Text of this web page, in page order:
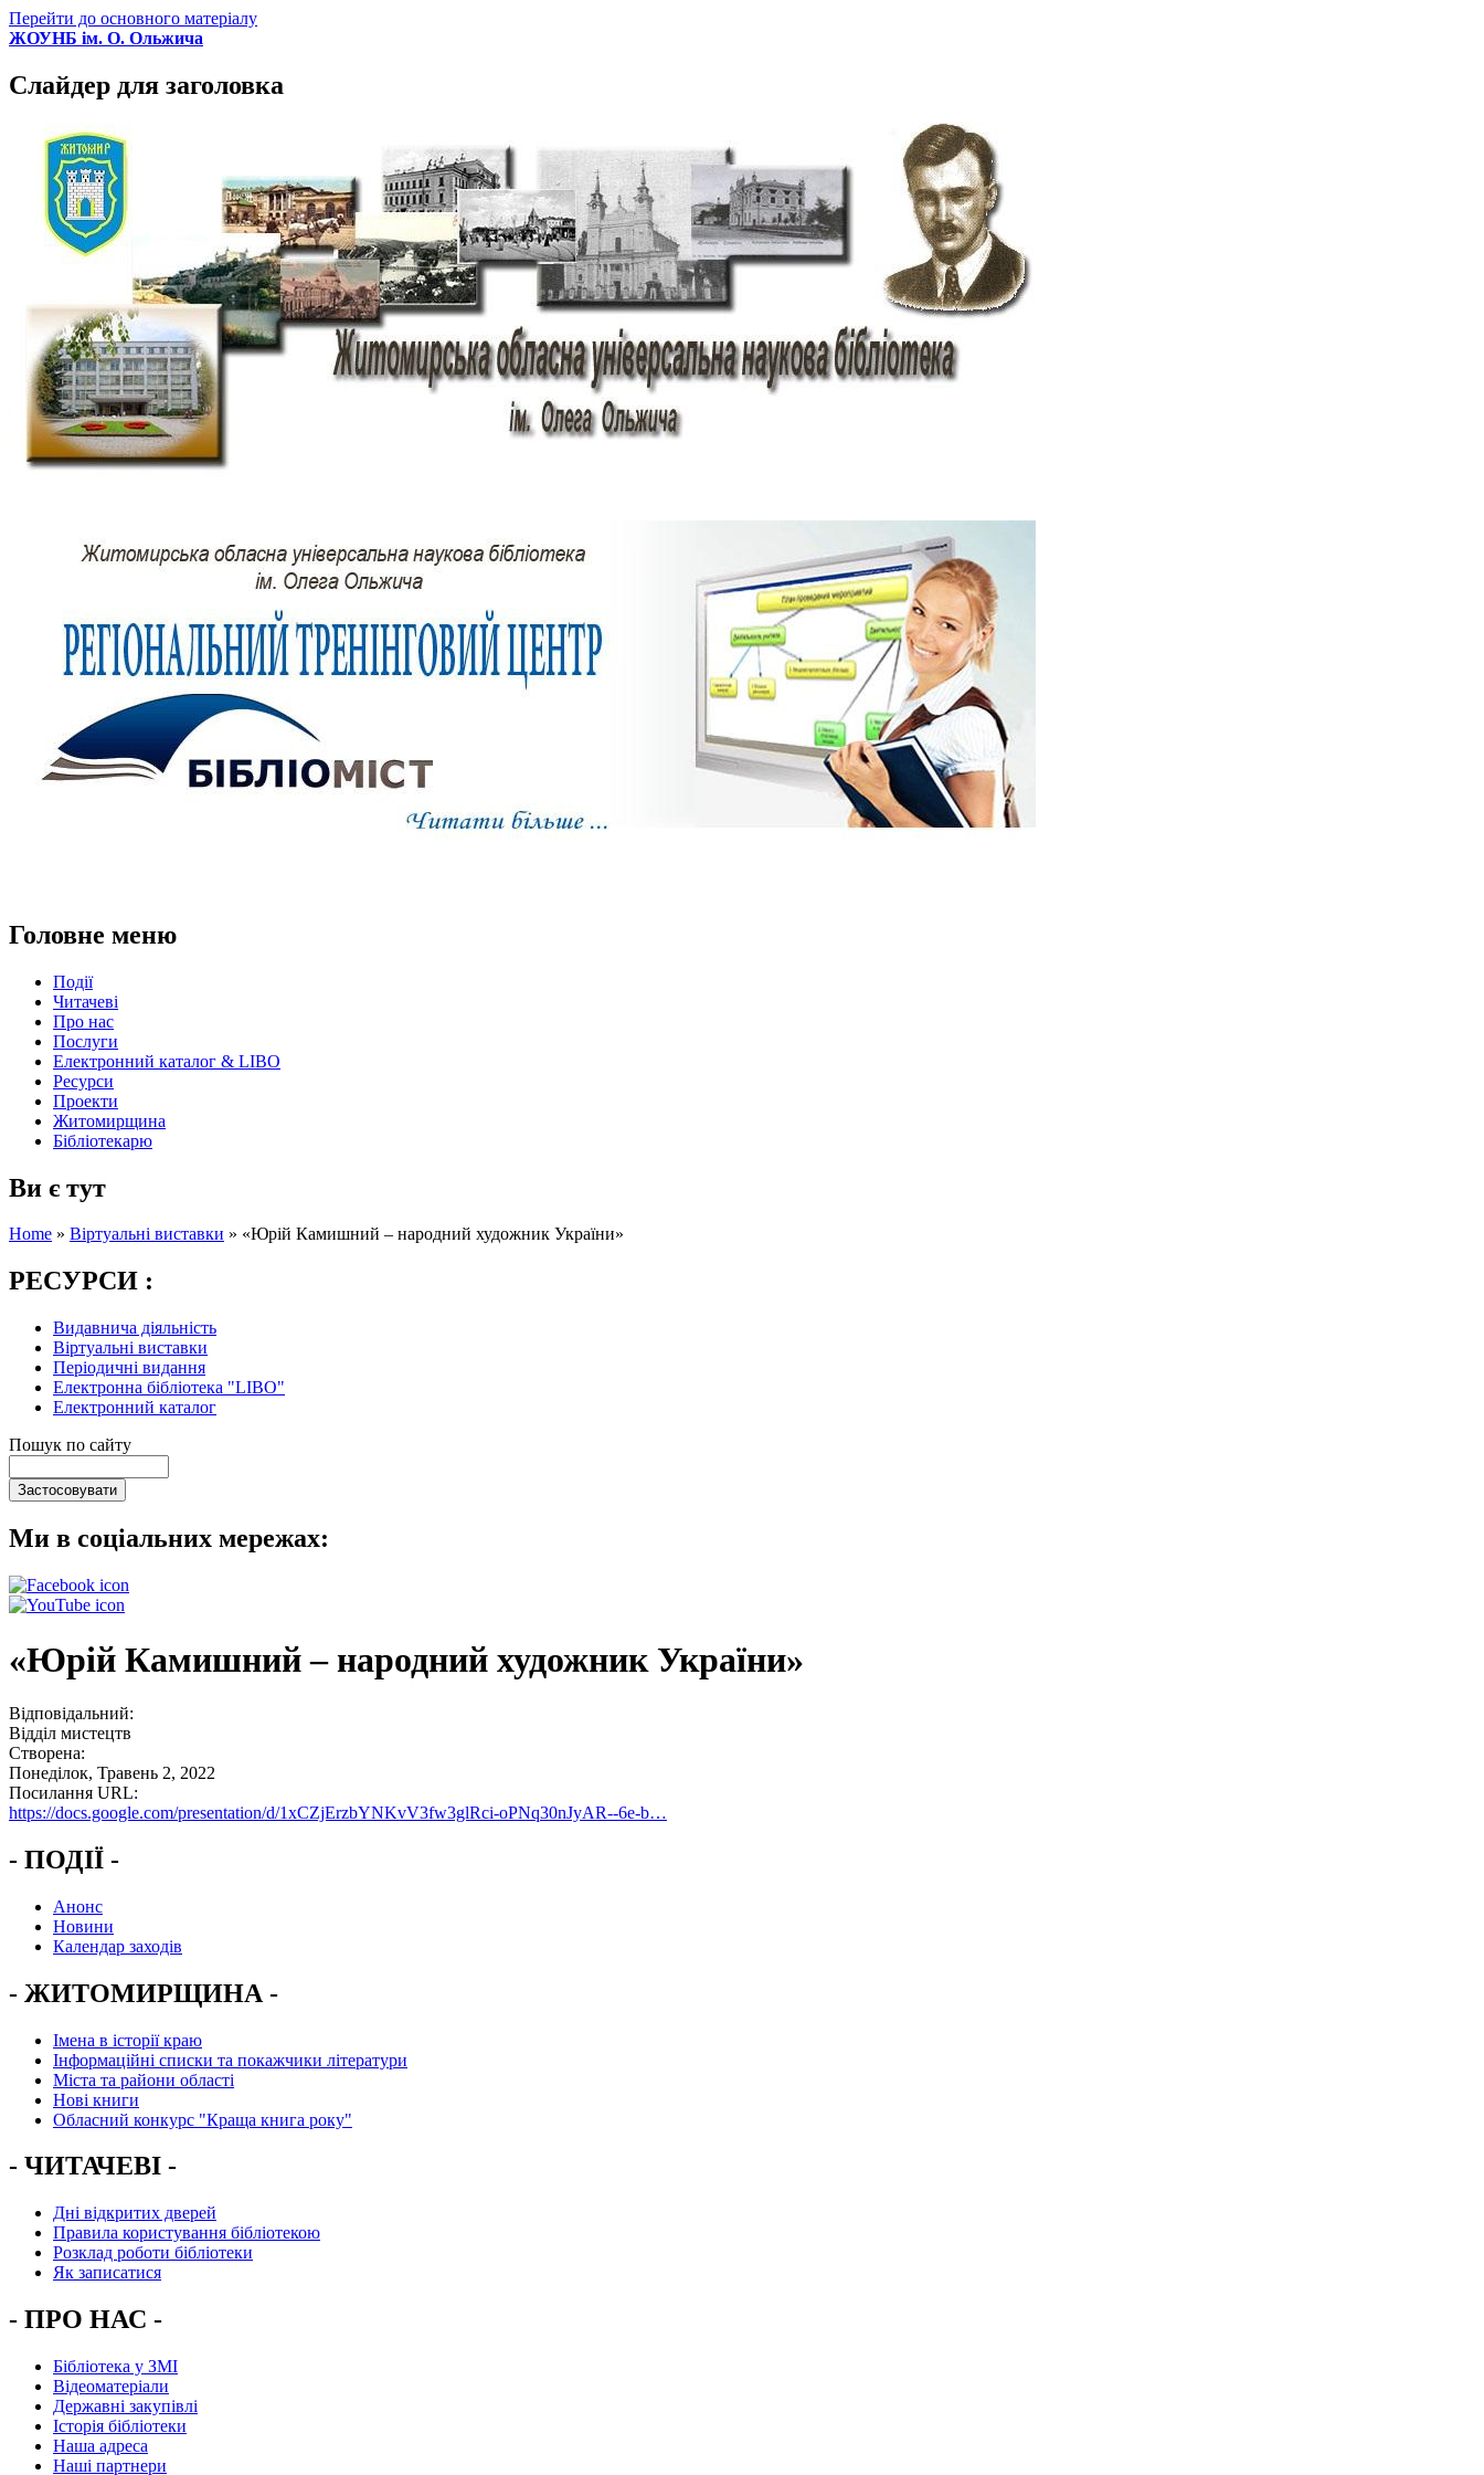
Перейти до основного матеріалу
ЖОУНБ ім. О. Ольжича
Слайдер для заголовка
Головне меню
Події
Читачеві
Про нас
Послуги
Електронний каталог & LIBO
Ресурси
Проекти
Житомирщина
Бібліотекарю
Ви є тут
Home » Віртуальні виставки » «Юрій Камишний – народний художник України»
РЕСУРСИ :
Видавнича діяльність
Віртуальні виставки
Періодичні видання
Електронна бібліотека "LIBO"
Електронний каталог
Пошук по сайту
Ми в соціальних мережах:
«Юрій Камишний – народний художник України»
Відповідальний:
Відділ мистецтв
Створена:
Понеділок, Травень 2, 2022
Посилання URL:
https://docs.google.com/presentation/d/1xCZjErzbYNKvV3fw3glRci-oPNq30nJyAR--6e-b…
- ПОДІЇ -
Анонс
Новини
Календар заходів
- ЖИТОМИРЩИНА -
Імена в історії краю
Інформаційні списки та покажчики літератури
Міста та райони області
Нові книги
Обласний конкурс "Краща книга року"
- ЧИТАЧЕВІ -
Дні відкритих дверей
Правила користування бібліотекою
Розклад роботи бібліотеки
Як записатися
- ПРО НАС -
Бібліотека у ЗМІ
Відеоматеріали
Державні закупівлі
Історія бібліотеки
Наша адреса
Наші партнери